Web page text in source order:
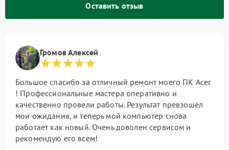
Оставить отзыв
Громов Алексей
Большое спасибо за отличный ремонт моего ПК Acer
! Профессиональные мастера оперативно и
качественно провели работы. Результат превзошел
мои ожидания, и теперь мой компьютер снова
работает как новый. Очень доволен сервисом и
рекомендую его всем!